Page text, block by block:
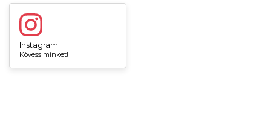
Instagram
Kövess minket!